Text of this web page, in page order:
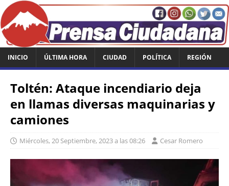
INICIO ÚLTIMA HORA CIUDAD POLÍTICA REGIÓN
Toltén: Ataque incendiario deja
en llamas diversas maquinarias y
camiones
Miércoles, 20 Septiembre, 2023 a las 08:26 Cesar Romero